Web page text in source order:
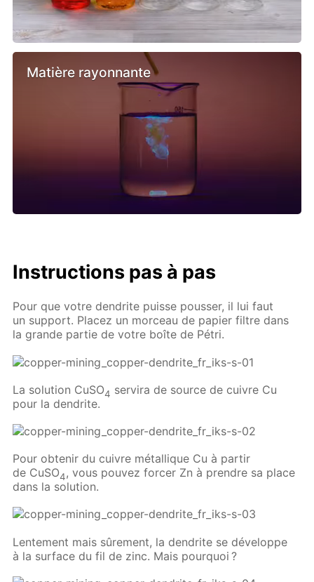
Matière rayonnante
Instructions pas à pas
Pour que votre dendrite puisse pousser, il lui faut
un support. Placez un morceau de papier filtre dans
la grande partie de votre boîte de Pétri.
La solution CuSO4 servira de source de cuivre Cu
pour la dendrite.
Pour obtenir du cuivre métallique Cu à partir
de CuSO4, vous pouvez forcer Zn à prendre sa place
dans la solution.
Lentement mais sûrement, la dendrite se développe
à la surface du fil de zinc. Mais pourquoi ?